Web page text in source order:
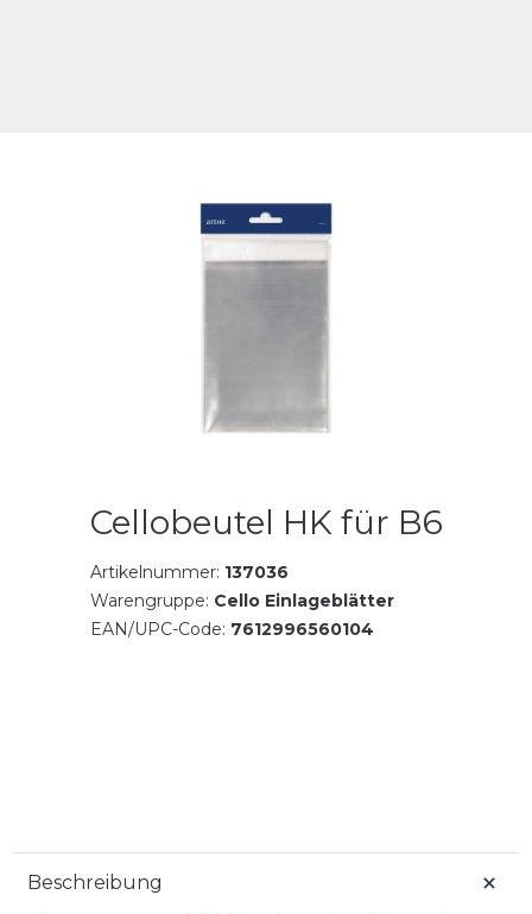
Cellobeutel HK für B6
Artikelnummer: 137036
Warengruppe: Cello Einlageblätter
EAN/UPC-Code: 7612996560104
Beschreibung